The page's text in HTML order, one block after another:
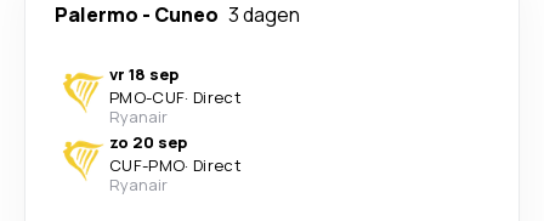
Palermo - Cuneo 3 dagen
vr 18 sep
PMO-CUF· Direct
Ryanair
zo 20 sep
CUF-PMO· Direct
Ryanair